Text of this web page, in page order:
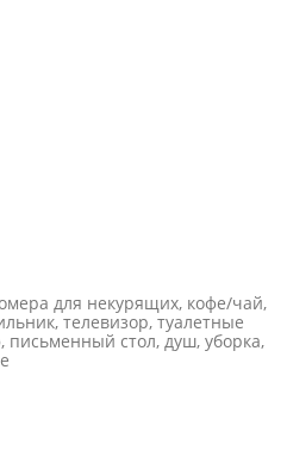
для некурящих, кофе/чай,
телевизор, туалетные
стол, душ, уборка,